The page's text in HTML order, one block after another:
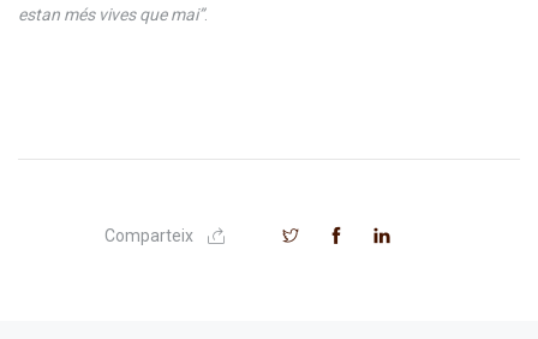
estan més vives que mai”.
Comparteix